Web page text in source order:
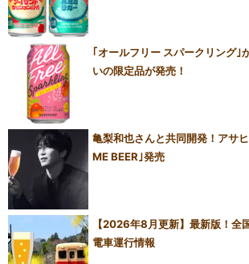
｢オールフリー スパークリング｣
いの限定品が発売！
亀梨和也さんと共同開発！アサ
ME BEER｣発売
【2026年8月更新】最新版！全
電車運行情報